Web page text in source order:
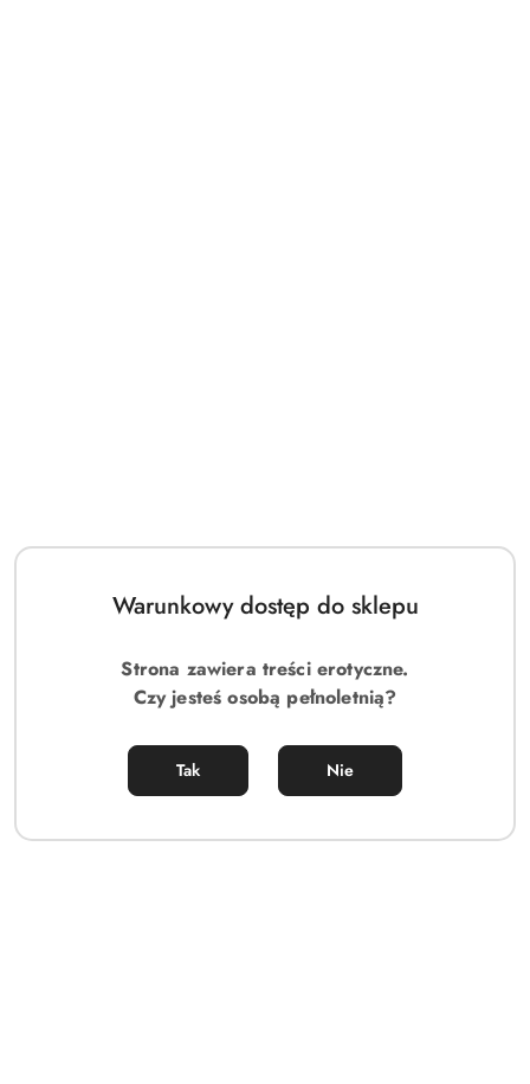
Warunkowy dostęp do sklepu
Strona zawiera treści erotyczne.
Czy jesteś osobą pełnoletnią?
Tak Nie